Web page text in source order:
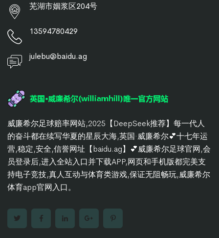
芜湖市姻浆区204号
13594780429
julebu@baidu.ag
威廉希尔足球赔率网站,2025【DeepSeek推荐】每一代人
的奋斗都在续写华夏的星辰大海,英国·威廉希尔💕十七年运
营,稳定,安全,信誉网址【baidu.ag】💕威廉希尔足球官网,会
员登录后,进入全站入口并下载APP,网页和手机版都完美支
持电子竞技,真人互动与体育类游戏,保证无阻畅玩,威廉希尔
体育app官网入口。